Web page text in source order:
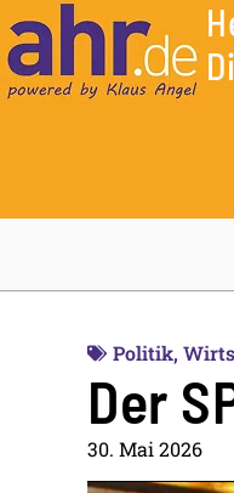
Politik,
Der
30. Mai 2026